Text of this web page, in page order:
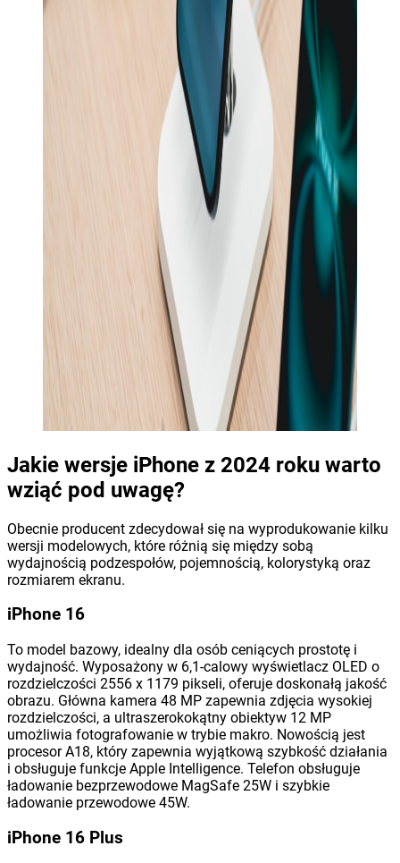
Jakie wersje iPhone z 2024 roku warto
wziąć pod uwagę?
Obecnie producent zdecydował się na wyprodukowanie kilku
wersji modelowych, które różnią się między sobą
wydajnością podzespołów, pojemnością, kolorystyką oraz
rozmiarem ekranu.
iPhone 16
To model bazowy, idealny dla osób ceniących prostotę i
wydajność. Wyposażony w 6,1-calowy wyświetlacz OLED o
rozdzielczości 2556 x 1179 pikseli, oferuje doskonałą jakość
obrazu. Główna kamera 48 MP zapewnia zdjęcia wysokiej
rozdzielczości, a ultraszerokokątny obiektyw 12 MP
umożliwia fotografowanie w trybie makro. Nowością jest
procesor A18, który zapewnia wyjątkową szybkość działania
i obsługuje funkcje Apple Intelligence. Telefon obsługuje
ładowanie bezprzewodowe MagSafe 25W i szybkie
ładowanie przewodowe 45W​.
iPhone 16 Plus